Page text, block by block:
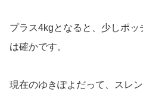
プラス4kgとなると、少しポ
は確かです。
現在のゆきぽよだって、スレ